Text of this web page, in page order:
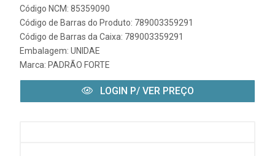
Código NCM: 85359090
Código de Barras do Produto: 789003359291
Código de Barras da Caixa: 789003359291
Embalagem: UNIDAE
Marca: PADRÃO FORTE
LOGIN P/ VER PREÇO